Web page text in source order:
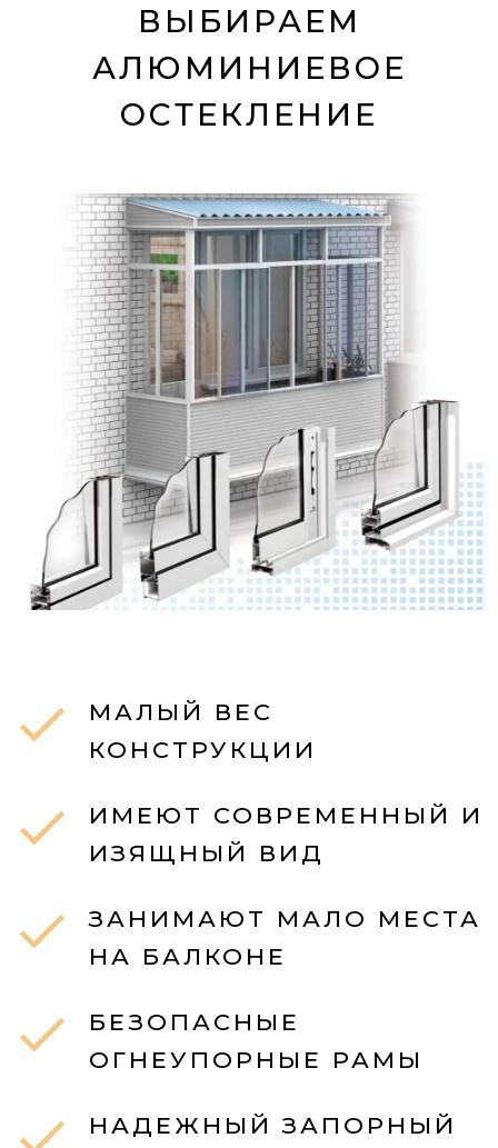
ВЫБИРАЕМ
АЛЮМИНИЕВОЕ
ОСТЕКЛЕНИЕ
МАЛЫЙ ВЕС
КОНСТРУКЦИИ
ИМЕЮТ СОВРЕМЕННЫЙ И
ИЗЯЩНЫЙ ВИД
ЗАНИМАЮТ МАЛО МЕСТА
НА БАЛКОНЕ
БЕЗОПАСНЫЕ
ОГНЕУПОРНЫЕ РАМЫ
НАДЕЖНЫЙ ЗАПОРНЫЙ